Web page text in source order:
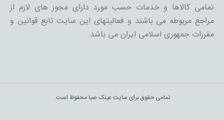
تمامی کالاها و خدمات حسب مورد دارای مجوز های لازم از
مراجع مربوطه می باشند و فعالیتهای این سایت تابع قوانین و
مقررات جمهوری اسلامی ایران می باشد.
تمامی حقوق برای سایت عینک صبا محفوظ است.